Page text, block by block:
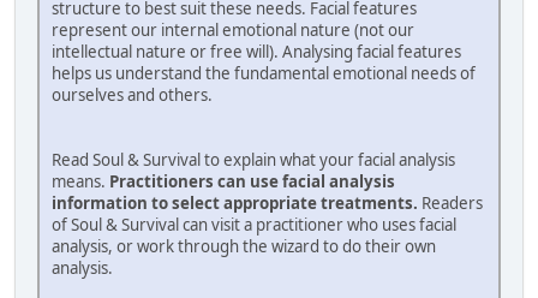
structure to best suit these needs. Facial features
represent our internal emotional nature (not our
intellectual nature or free will). Analysing facial features
helps us understand the fundamental emotional needs of
ourselves and others.
Read Soul & Survival to explain what your facial analysis
means. Practitioners can use facial analysis
information to select appropriate treatments. Readers
of Soul & Survival can visit a practitioner who uses facial
analysis, or work through the wizard to do their own
analysis.